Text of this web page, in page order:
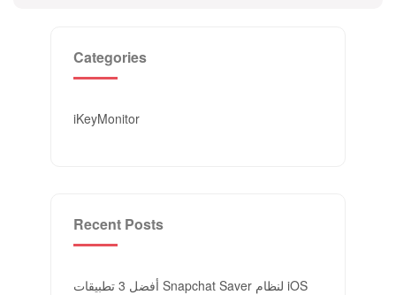
Categories
iKeyMonitor
Recent Posts
أفضل 3 تطبيقات Snapchat Saver لنظام iOS